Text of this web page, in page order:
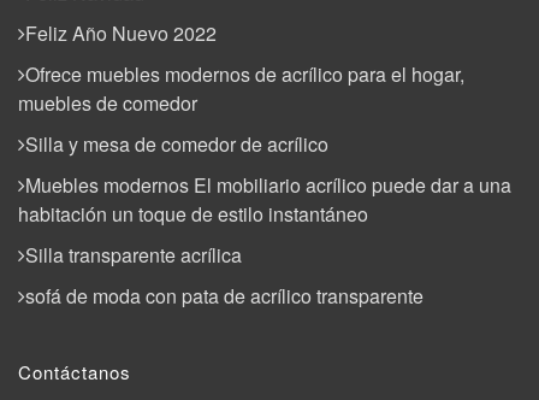
Feliz Año Nuevo 2022
Ofrece muebles modernos de acrílico para el hogar,
muebles de comedor
Silla y mesa de comedor de acrílico
Muebles modernos El mobiliario acrílico puede dar a una
habitación un toque de estilo instantáneo
Silla transparente acrílica
sofá de moda con pata de acrílico transparente
Contáctanos